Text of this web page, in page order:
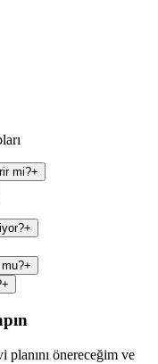
mi?+
+
+
+
önereceğim ve